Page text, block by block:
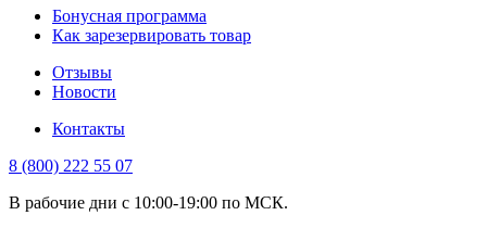
Бонусная программа
Как зарезервировать товар
Отзывы
Новости
Контакты
8 (800) 222 55 07
В рабочие дни с 10:00-19:00 по МСК.